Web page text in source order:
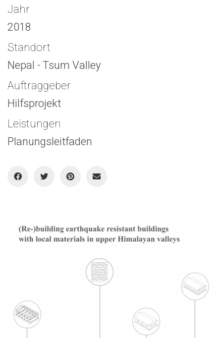
Jahr
2018
Standort
Nepal - Tsum Valley
Auftraggeber
Hilfsprojekt
Leistungen
Planungsleitfaden